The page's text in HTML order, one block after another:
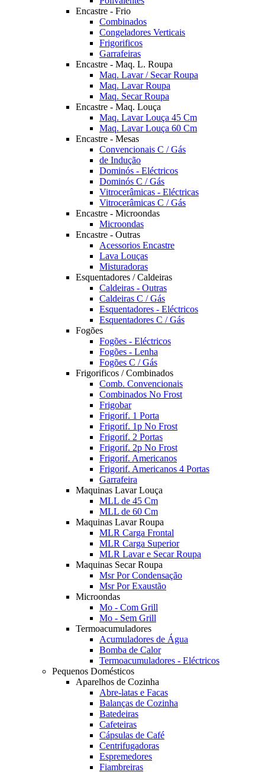
Encastre - Frio
Combinados
Congeladores Verticais
Frigorificos
Garrafeiras
Encastre - Maq. L. Roupa
Maq. Lavar / Secar Roupa
Maq. Lavar Roupa
Maq. Secar Roupa
Encastre - Maq. Louça
Maq. Lavar Louça 45 Cm
Maq. Lavar Louça 60 Cm
Encastre - Mesas
Convencionais C / Gás
de Indução
Dominós - Eléctricos
Dominós C / Gás
Vitrocerâmicas - Eléctricas
Vitrocerâmicas C / Gás
Encastre - Microondas
Microondas
Encastre - Outras
Acessorios Encastre
Lava Louças
Misturadoras
Esquentadores / Caldeiras
Caldeiras - Outras
Caldeiras C / Gás
Esquentadores - Eléctricos
Esquentadores C / Gás
Fogões
Fogões - Eléctricos
Fogões - Lenha
Fogões C / Gás
Frigorificos / Combinados
Comb. Convencionais
Combinados No Frost
Frigobar
Frigorif. 1 Porta
Frigorif. 1p No Frost
Frigorif. 2 Portas
Frigorif. 2p No Frost
Frigorif. Americanos
Frigorif. Americanos 4 Portas
Garrafeira
Maquinas Lavar Louça
MLL de 45 Cm
MLL de 60 Cm
Maquinas Lavar Roupa
MLR Carga Frontal
MLR Carga Superior
MLR Lavar e Secar Roupa
Maquinas Secar Roupa
Msr Por Condensação
Msr Por Exaustão
Microondas
Mo - Com Grill
Mo - Sem Grill
Termoacumuladores
Acumuladores de Água
Bomba de Calor
Termoacumuladores - Eléctricos
Pequenos Domésticos
Aparelhos de Cozinha
Abre-latas e Facas
Balanças de Cozinha
Batedeiras
Cafeteiras
Cápsulas de Café
Centrifugadoras
Espremedores
Fiambreiras